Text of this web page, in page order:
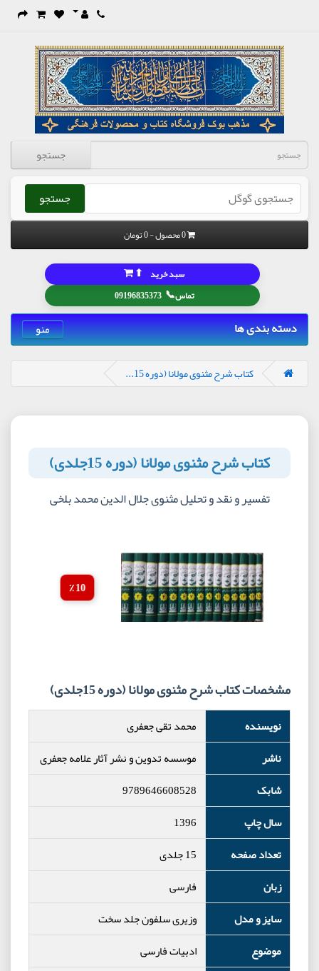
جستجو
جستجو
0 محصول - 0 تومان
تماس📞
09196835373
سبد خرید ⬆
دسته بندی ها منو
کتاب شرح مثنوی مولانا (دوره 15...
کتاب شرح مثنوی مولانا (دوره 15جلدی)
تفسیر و نقد و تحلیل مثنوی جلال الدین محمد بلخی
10 ٪
مشخصات کتاب شرح مثنوی مولانا (دوره 15جلدی)
نویسنده
محمد تقی جعفری
ناشر
موسسه تدوین و نشر آثار علامه جعفری
شابک
9789646608528
سال چاپ
1396
تعداد صفحه
15 جلدی
زبان
فارسی
سایز و مدل
وزیری سلفون جلد سخت
موضوع
ادبیات فارسی